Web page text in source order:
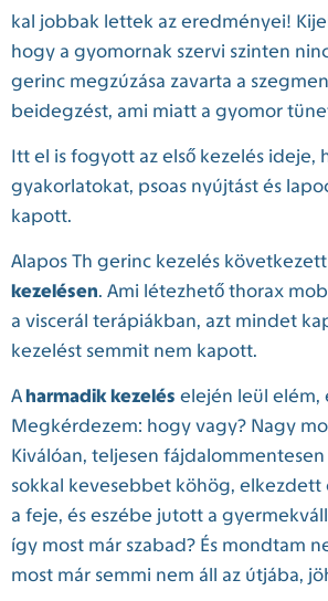
kal jobbak lettek az eredményei!
hogy a gyomornak szervi szinten
gerinc megzúzása zavarta a
beidegzést, ami miatt a gyomor
Itt el is fogyott az első kezelés ideje,
gyakorlatokat, psoas nyújtást és
kapott.
Alapos Th gerinc kezelés
kezelésen. Ami létezhető thorax
a viscerál terápiákban, azt mindet
kezelést semmit nem kapott.
Aharmadik kezelés elején leül elém,
Megkérdezem: hogy vagy? Nagy
Kiválóan, teljesen fájdalommentesen
sokkal kevesebbet köhög, elkezdett
a feje, és eszébe jutott a
így most már szabad? És mondtam
most már semmi nem áll az útjába,